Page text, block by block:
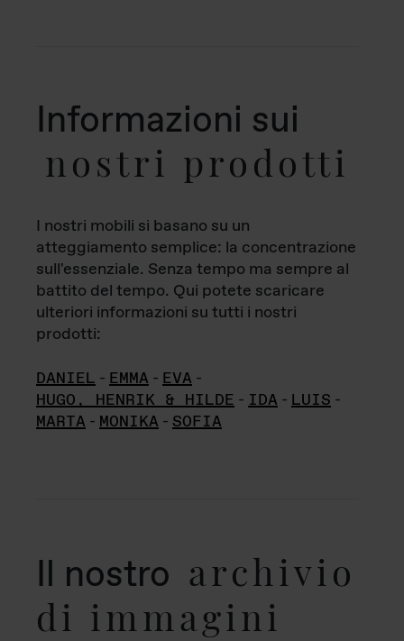
Informazioni sui
nostri prodotti
I nostri mobili si basano su un
atteggiamento semplice: la concentrazione
sull'essenziale. Senza tempo ma sempre al
battito del tempo. Qui potete scaricare
ulteriori informazioni su tutti i nostri
prodotti:
DANIEL - EMMA - EVA -
HUGO, HENRIK & HILDE - IDA - LUIS -
MARTA - MONIKA - SOFIA
Il nostro archivio
di immagini